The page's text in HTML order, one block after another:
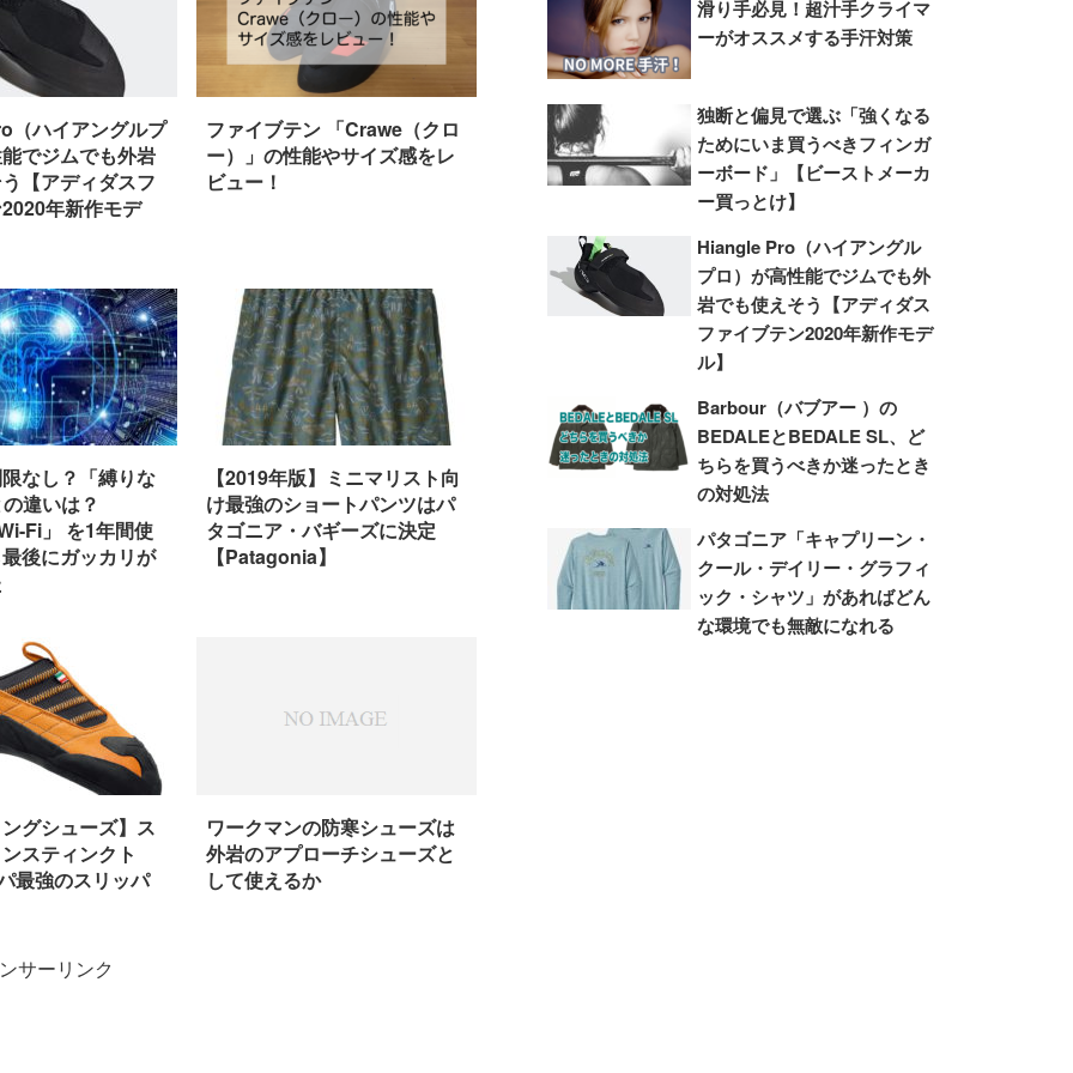
（ハイアングルプ
でジムでも外岩
【アディダスフ
年新作モデ
ファイブテン 「Crawe（クロ
ー）」の性能やサイズ感をレ
ビュー！
なし？「縛りな
違いは？
Fi」 を1年間使
後にガッカリが
【2019年版】ミニマリスト向
け最強のショートパンツはパ
タゴニア・バギーズに決定
【Patagonia】
グシューズ】ス
スティンクト
最強のスリッパ
ワークマンの防寒シューズは
外岩のアプローチシューズと
して使えるか
サーリンク
滑り手必見！超汁手クライマ
ーがオススメする手汗対策
独断と偏見で選ぶ「強くなる
ためにいま買うべきフィンガ
ーボード」【ビーストメーカ
ー買っとけ】
Hiangle Pro（ハイアングル
プロ）が高性能でジムでも外
岩でも使えそう【アディダス
ファイブテン2020年新作モデ
ル】
Barbour（バブアー ）の
BEDALEとBEDALE SL、ど
ちらを買うべきか迷ったとき
の対処法
パタゴニア「キャプリーン・
クール・デイリー・グラフィ
ック・シャツ」があればどん
な環境でも無敵になれる